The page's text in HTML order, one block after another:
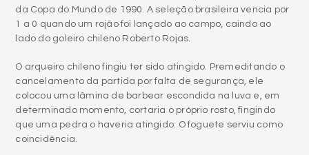
O arqueiro chileno fingiu ter sido atingido. Premeditando o
cancelamento da partida por falta de segurança, ele
determinado momento, cortaria o próprio rosto, fingindo
que uma pedra o haveria atingido. O foguete serviu como
coincidência.
A repercussão do caso foi tão grande que Rosenery Mello,
acusada de ter atirado o foguete, chegou a ser capa da